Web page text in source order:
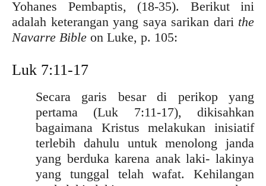
Yohanes Pembaptis, (18-35). Berikut ini
adalah keterangan yang saya sarikan dari the
Navarre Bible on Luke, p. 105:
Luk 7:11-17
Secara garis besar di perikop yang
pertama (Luk 7:11-17), dikisahkan
bagaimana Kristus melakukan inisiatif
terlebih dahulu untuk menolong janda
yang berduka karena anak laki- lakinya
yang tunggal telah wafat. Kehilangan